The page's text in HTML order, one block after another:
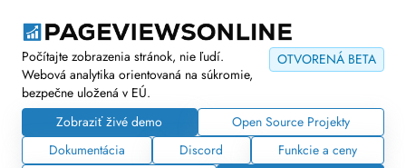
OTVORENÁ BETA
Počítajte zobrazenia stránok, nie ľudí.
Webová analytika orientovaná na súkromie,
bezpečne uložená v EÚ.
Zobraziť živé demo
Open Source Projekty
Dokumentácia
Discord
Funkcie a ceny